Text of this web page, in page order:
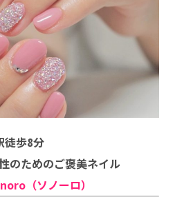
歩8分
のためのご褒美ネイル
（ソノーロ）